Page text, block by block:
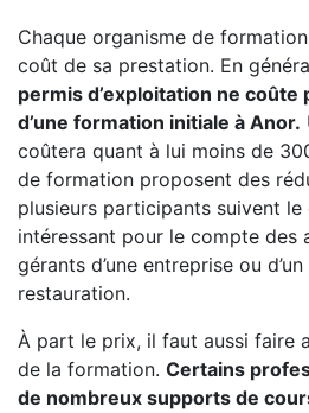
Chaque organisme de
coût de sa prestation. En
permis d’exploitation ne
d’une formation initiale à Anor.
coûtera quant à lui moins de
de formation proposent des
plusieurs participants suivent
intéressant pour le compte des
gérants d’une entreprise ou
restauration.
À part le prix, il faut aussi faire
de la formation. Certains
de nombreux supports de